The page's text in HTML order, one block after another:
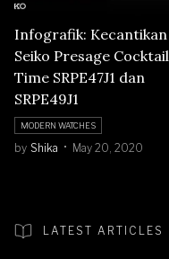
Infografik: Kecantikan
Seiko Presage Cocktail
Time SRPE47J1 dan
SRPE49J1
MODERN WATCHES
by Shika May 20, 2020
LATEST ARTICLES